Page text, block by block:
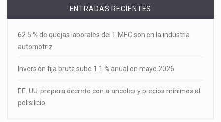
ENTRADAS RECIENTES
62.5 % de quejas laborales del T-MEC son en la industria
automotriz
Inversión fija bruta sube 1.1 % anual en mayo 2026
EE. UU. prepara decreto con aranceles y precios mínimos al
polisilicio